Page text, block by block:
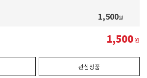
1,500원
1,500원
관심상품